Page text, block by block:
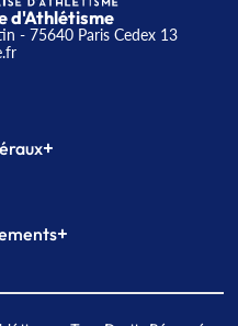
d'Athlétisme
- 75640 Paris Cedex 13
+
+
indoor